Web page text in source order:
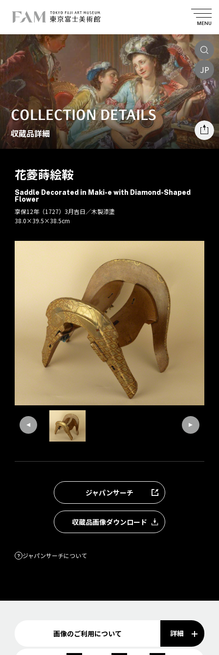
MENU
JP
COLLECTION DETAILS
収蔵品詳細
花菱蒔絵鞍
Saddle Decorated in Maki-e with Diamond-Shaped
Flower
享保12年（1727）3月吉日／木製漆塗
38.0×39.5×38.5cm
ジャパンサーチ
収蔵品画像ダウンロード
ジャパンサーチについて
画像のご利用について 詳細